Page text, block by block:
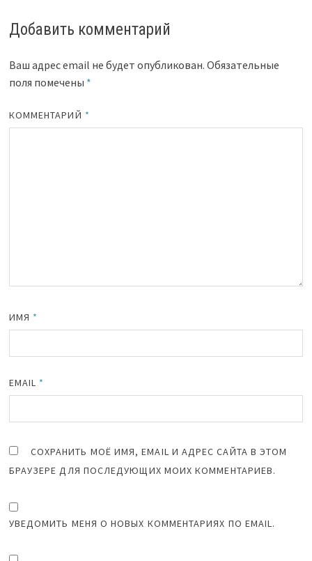
Добавить комментарий
Ваш адрес email не будет опубликован. Обязательные
поля помечены *
КОММЕНТАРИЙ *
ИМЯ *
EMAIL *
СОХРАНИТЬ МОЁ ИМЯ, EMAIL И АДРЕС САЙТА В ЭТОМ
БРАУЗЕРЕ ДЛЯ ПОСЛЕДУЮЩИХ МОИХ КОММЕНТАРИЕВ.
УВЕДОМИТЬ МЕНЯ О НОВЫХ КОММЕНТАРИЯХ ПО EMAIL.